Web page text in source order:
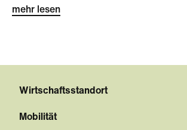
mehr lesen
Wirtschaftsstandort
Mobilität